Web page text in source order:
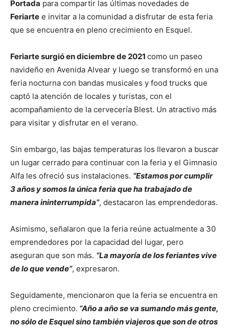
Portada para compartir las últimas novedades de
Feriarte e invitar a la comunidad a disfrutar de esta feria
que se encuentra en pleno crecimiento en Esquel.
Feriarte surgió en diciembre de 2021 como un paseo
navideño en Avenida Alvear y luego se transformó en una
feria nocturna con bandas musicales y food trucks que
captó la atención de locales y turistas, con el
acompañamiento de la cervecería Blest. Un atractivo más
para visitar y disfrutar en el verano.
Sin embargo, las bajas temperaturas los llevaron a buscar
un lugar cerrado para continuar con la feria y el Gimnasio
Alfa les ofreció sus instalaciones. “Estamos por cumplir
3 años y somos la única feria que ha trabajado de
manera ininterrumpida”, destacaron las emprendedoras.
Asimismo, señalaron que la feria reúne actualmente a 30
emprendedores por la capacidad del lugar, pero
aseguran que son más. “La mayoría de los feriantes vive
de lo que vende”, expresaron.
Seguidamente, mencionaron que la feria se encuentra en
pleno crecimiento. “Año a año se va sumando más gente,
no sólo de Esquel sino también viajeros que son de otros